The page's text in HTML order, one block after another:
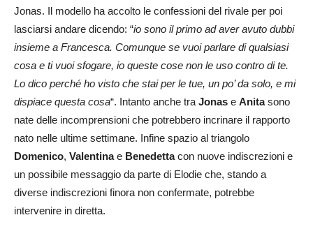
Jonas. Il modello ha accolto le confessioni del rivale per poi
lasciarsi andare dicendo: “io sono il primo ad aver avuto dubbi
insieme a Francesca. Comunque se vuoi parlare di qualsiasi
cosa e ti vuoi sfogare, io queste cose non le uso contro di te.
Lo dico perché ho visto che stai per le tue, un po’ da solo, e mi
dispiace questa cosa“. Intanto anche tra Jonas e Anitasono
nate delle incomprensioni che potrebbero incrinare il rapporto
nato nelle ultime settimane. Infine spazio al triangolo
Domenico, Valentinae Benedettacon nuove indiscrezioni e
un possibile messaggio da parte di Elodie che, stando a
diverse indiscrezioni finora non confermate, potrebbe
intervenire in diretta.